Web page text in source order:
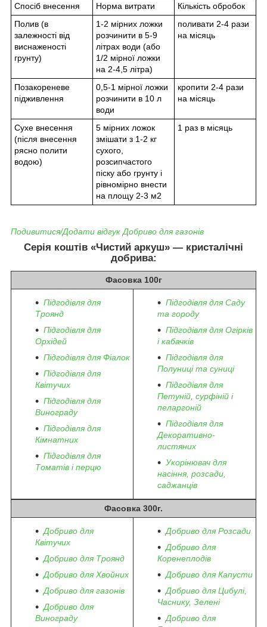
Спосіб внесення Норма витрати
Кількість обробок
Полив (в
залежності від
виснаженості
грунту)
1-2 мірних ложки
розчинити в 5-9
літрах води (або
1/2 мірної ложки
на 2-4,5 літра)
поливати 2-4 рази
на місяць
Позакореневе
підживлення
0,5-1 мірної ложки
розчинити в 10 л
води
кропити 2-4 рази
на місяць
Сухе внесення
(після внесення
рясно полити
водою)
5 мірних ложок
змішати з 1-2 кг
сухого,
розсипчастого
піску або грунту і
рівномірно внести
на площу 2-3 м2
1 раз в місяць
Подивитися/Додати відгук Добриво для газонів
Серія коштів «Чистий аркуш» — кристалічні
добрива:
Фасовка 100г
Підгодівля для
Троянд
Підгодівля для
Орхідей
Підгодівля для Фіалок
Підгодівля для
Квітучих
Підгодівля для
Винограду
Підгодівля для
Кімнатних
Підгодівля для
Томатів і перцю
Підгодівля для Саду
та городу
Підгодівля для Огірків
і кабачків
Підгодівля для
Полуниці та суниці
Підгодівля для
Петуній, сурфіній і
пеларгоній
Підгодівля для
Декоративно-
листяних
Укорінювач для
насіння, розсади,
саджанців
Фасовка 300г.
Добриво для
Квітучих
Добриво для Троянд
Добриво для Хвойних
Добриво для газонів
Добриво для
Винограду
Добриво для Розсади
Добриво для
Коренеплодів
Добриво для Капусти
Добриво для Цибулі,
Часнику, Зелені
Добриво для